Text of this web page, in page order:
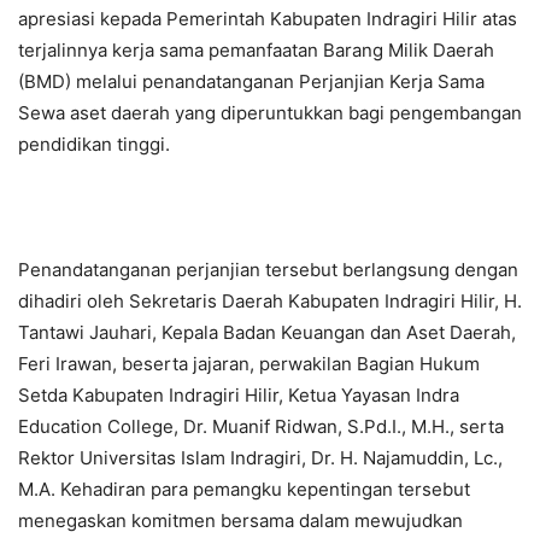
apresiasi kepada Pemerintah Kabupaten Indragiri Hilir atas
terjalinnya kerja sama pemanfaatan Barang Milik Daerah
(BMD) melalui penandatanganan Perjanjian Kerja Sama
Sewa aset daerah yang diperuntukkan bagi pengembangan
pendidikan tinggi.
Penandatanganan perjanjian tersebut berlangsung dengan
dihadiri oleh Sekretaris Daerah Kabupaten Indragiri Hilir, H.
Tantawi Jauhari, Kepala Badan Keuangan dan Aset Daerah,
Feri Irawan, beserta jajaran, perwakilan Bagian Hukum
Setda Kabupaten Indragiri Hilir, Ketua Yayasan Indra
Education College, Dr. Muanif Ridwan, S.Pd.I., M.H., serta
Rektor Universitas Islam Indragiri, Dr. H. Najamuddin, Lc.,
M.A. Kehadiran para pemangku kepentingan tersebut
menegaskan komitmen bersama dalam mewujudkan